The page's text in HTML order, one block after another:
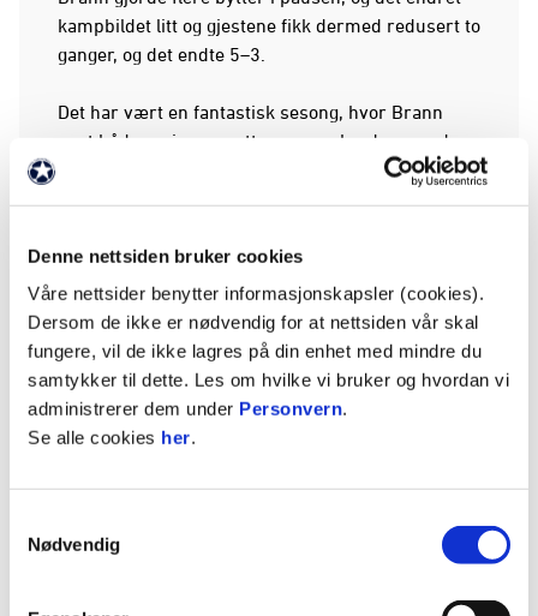
Denne nettsiden bruker cookies
Våre nettsider benytter informasjonskapsler (cookies).
Dersom de ikke er nødvendig for at nettsiden vår skal
fungere, vil de ikke lagres på din enhet med mindre du
samtykker til dette. Les om hvilke vi bruker og hvordan vi
administrerer dem under Personvern.
Se alle cookies her.
Nødvendig
kampbildet litt og gjestene fikk dermed redusert to
ganger, og det endte 5–3.
Det har vært en fantastisk sesong, hvor Brann
vant både serien og satte poengrekord en runde
før slutt, samt kvalifiserte seg til Skandinavisk
Kampfakta:
Brann–Odd 5–3
G17 Nasjonal serie, 1.Div. Elite.